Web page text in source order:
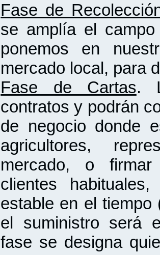
Fase de
se amplía el
ponemos en
mercado local, para
Fase de Cartas.
contratos y podrán
de negocio donde
agricultores,
mercado, o firmar
clientes
estable en el tiempo
el suministro será
fase se designa